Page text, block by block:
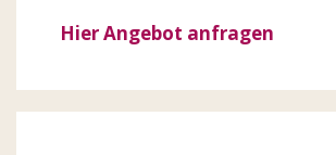
Hier Angebot anfragen